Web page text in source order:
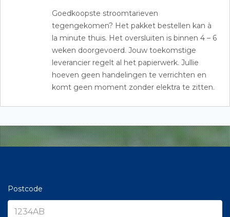
Goedkoopste stroomtarieven
tegengekomen? Het pakket bestellen kan à
la minute thuis. Het oversluiten is binnen 4 – 6
weken doorgevoerd. Jouw toekomstige
leverancier regelt al het papierwerk. Jullie
hoeven geen handelingen te verrichten en
komt geen moment zonder elektra te zitten.
Postcode